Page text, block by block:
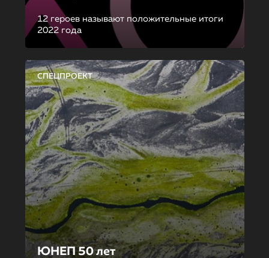
12 героев называют положительные итоги
2022 года
СПЕЦПРОЕКТ
ЮНЕП 50 лет